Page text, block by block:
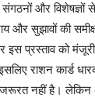
और विशेषज्ञों
और सुझावों की
इस प्रस्ताव को
राशन कार्ड
नहीं है। लेकिन